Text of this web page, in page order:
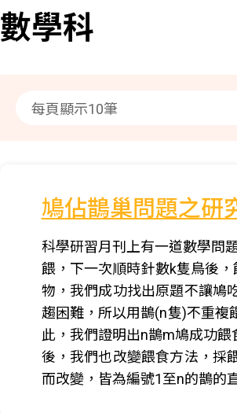
數學科
鳩佔鵲巢問題之研
科學研習月刊上有一道數學問
餵，下一次順時針數k隻鳥後
物，我們成功找出原題不讓鳩
趨困難，所以用鵲(n隻)不重複
此，我們證明出n鵲m鳩成功
後，我們也改變餵食方法，採
而改變，皆為編號1至n的鵲的